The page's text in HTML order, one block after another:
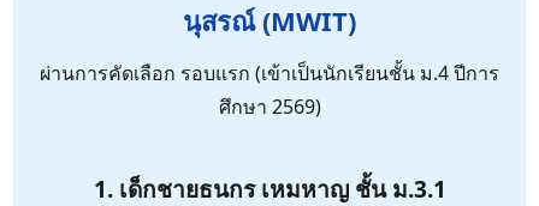
นุสรณ์ (MWIT)
ผ่านการคัดเลือก รอบแรก (เข้าเป็นนักเรียนชั้น ม.4 ปีการ
ศึกษา 2569)
1. เด็กชายธนกร เหมหาญ ชั้น ม.3.1